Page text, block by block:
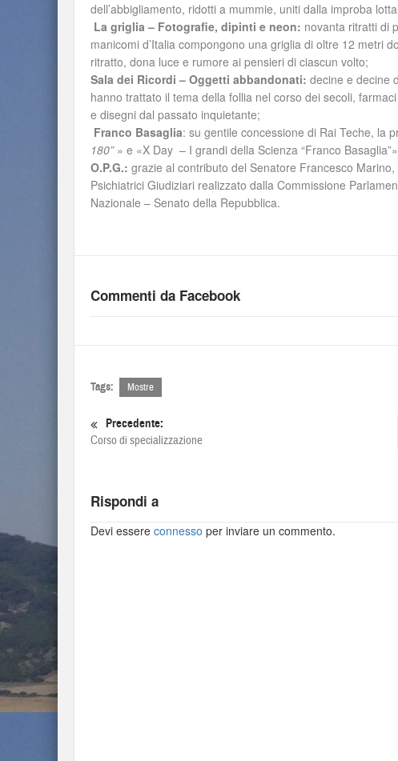
dell’abbigliamento, ridotti a mummie, uniti dalla improba
La griglia – Fotografie, dipinti e neon: novanta ritratti di
manicomi d’Italia compongono una griglia di oltre 12 metri
ritratto, dona luce e rumore ai pensieri di ciascun volto;
Sala dei Ricordi – Oggetti abbandonati: decine e decine
hanno trattato il tema della follia nel corso dei secoli,
e disegni dal passato inquietante;
Franco Basaglia: su gentile concessione di Rai Teche, la
180” » e «X Day – I grandi della Scienza “Franco
O.P.G.: grazie al contributo del Senatore Francesco
Psichiatrici Giudiziari realizzato dalla Commissione
Nazionale – Senato della Repubblica.
Commenti da Facebook
Tags: Mostre
Precedente:
Corso di specializzazione
Rispondi a
Devi essere connesso per inviare un commento.